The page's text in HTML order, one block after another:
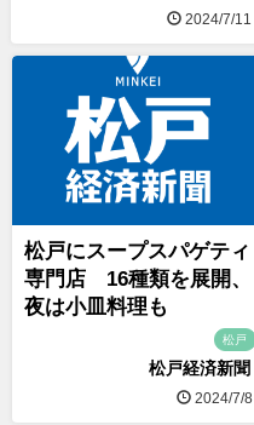
2024/7/11
松戸にスープスパゲティ
専門店 16種類を展開、
夜は小皿料理も
松戸
松戸経済新聞
2024/7/8